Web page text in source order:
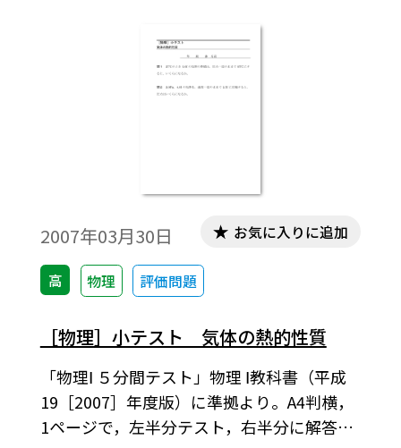
2007年03月30日
高 物理 評価問題
お気に入りに追加
［物理］小テスト 気体の熱的性質
「物理Ⅰ ５分間テスト」物理 Ⅰ教科書（平成
19［2007］年度版）に準拠より。A4判横，
1ページで，左半分テスト，右半分に解答の